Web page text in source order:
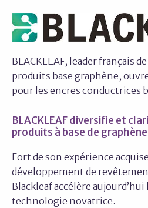
BLACKLEAF, leader français
produits base graphène,
pour les encres conductrices
BLACKLEAF diversifie et
produits à base de graphène
Fort de son expérience
développement de
Blackleaf accélère
technologie novatrice.